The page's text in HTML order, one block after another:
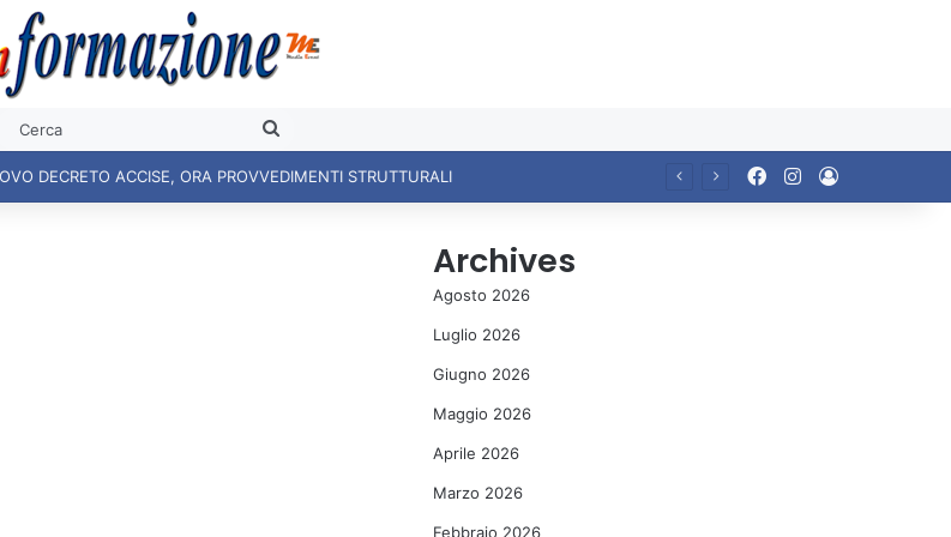
FacebookInstagram
Archives
Agosto 2026
Luglio 2026
Giugno 2026
Maggio 2026
Aprile 2026
Marzo 2026
Febbraio 2026